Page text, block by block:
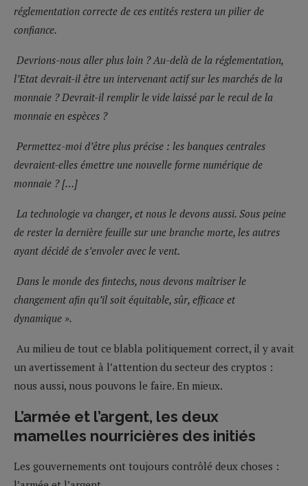
réglementation correcte de ces entités restera un pilier de
confiance.
Devrions-nous aller plus loin ? Au-delà de la réglementation,
l’Etat devrait-il être un intervenant actif sur les marchés de la
monnaie ? Devrait-il remplir le vide laissé par le recul de la
monnaie en espèces ?
Permettez-moi d’être plus précise : les banques centrales
devraient-elles émettre une nouvelle forme numérique de
monnaie ? […]
La technologie va changer, et nous le devons aussi. Sous peine
de rester la dernière feuille sur une branche morte, les autres
ayant décidé de s’envoler avec le vent.
Dans le monde des fintechs, nous devons maîtriser le
changement afin qu’il soit équitable, sûr, efficace et
dynamique ».
Au milieu de tout ce blabla politiquement correct, il y avait
un avertissement à l’attention du secteur des cryptos :
nous aussi, nous pouvons le faire. En mieux.
L’armée et l’argent, les deux
mamelles nourricières des initiés
Les gouvernements ont toujours contrôlé deux choses :